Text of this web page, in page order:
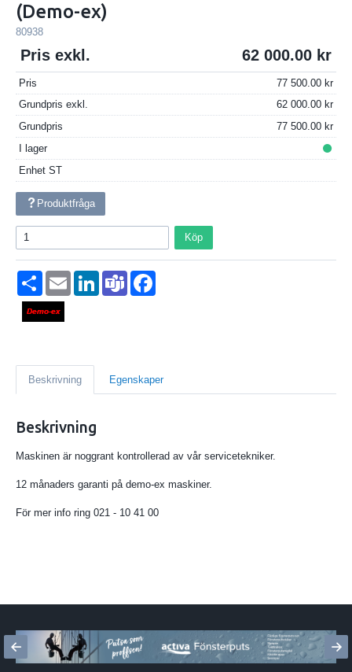
(Demo-ex)
80938
Pris exkl. 62 000.00
Pris
77 500.00
Grundpris exkl.
62 000.00
Grundpris
77 500.00
I lager
Enhet ST
Produktfråga
Köp
Dela Email LinkedInTeams
Beskrivning Egenskaper
Beskrivning
Maskinen är noggrant kontrollerad av vår servicetekniker.
12 månaders garanti på demo-ex maskiner.
För mer info ring 021 - 10 41 00